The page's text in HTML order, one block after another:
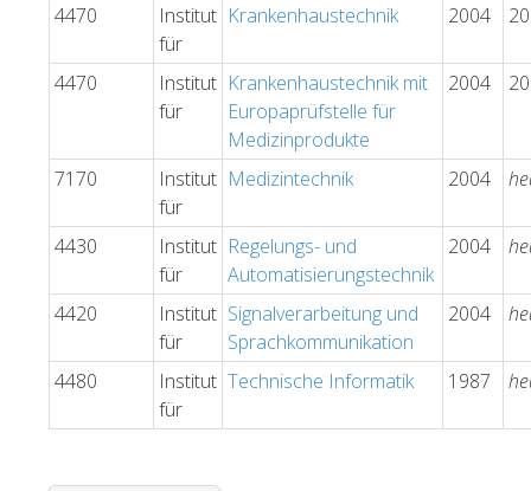
4470
Institut
für
Krankenhaustechnik 2004
4470
Institut
für
Krankenhaustechnik mit
Europaprüfstelle für
Medizinprodukte
2004
7170
Institut
für
Medizintechnik 2004
4430
Institut
für
Regelungs- und
Automatisierungstechnik
2004
4420
Institut
für
Signalverarbeitung und
Sprachkommunikation
2004
4480
Institut
für
Technische Informatik 1987